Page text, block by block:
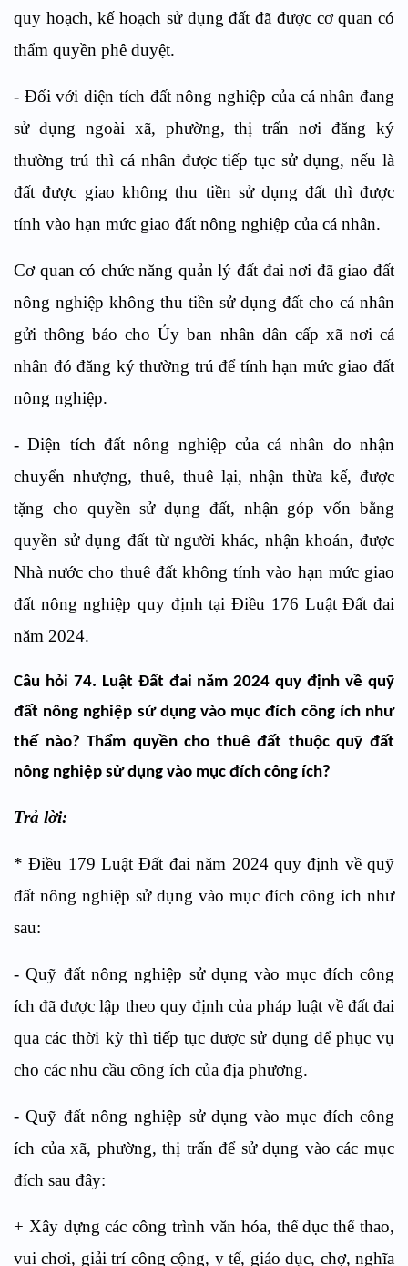
quy hoạch, kế hoạch sử dụng đất đã được cơ quan có
thẩm quyền phê duyệt.
- Đối với diện tích đất nông nghiệp của cá nhân đang
sử dụng ngoài xã, phường, thị trấn nơi đăng ký
thường trú thì cá nhân được tiếp tục sử dụng, nếu là
đất được giao không thu tiền sử dụng đất thì được
tính vào hạn mức giao đất nông nghiệp của cá nhân.
Cơ quan có chức năng quản lý đất đai nơi đã giao đất
nông nghiệp không thu tiền sử dụng đất cho cá nhân
gửi thông báo cho Ủy ban nhân dân cấp xã nơi cá
nhân đó đăng ký thường trú để tính hạn mức giao đất
nông nghiệp.
- Diện tích đất nông nghiệp của cá nhân do nhận
chuyển nhượng, thuê, thuê lại, nhận thừa kế, được
tặng cho quyền sử dụng đất, nhận góp vốn bằng
quyền sử dụng đất từ người khác, nhận khoán, được
Nhà nước cho thuê đất không tính vào hạn mức giao
đất nông nghiệp quy định tại Điều 176 Luật Đất đai
năm 2024.
Câu hỏi 74. Luật Đất đai năm 2024 quy định về quỹ
đất nông nghiệp sử dụng vào mục đích công íchnhư
thế nào? Thẩm quyền cho thuê đất thuộc quỹ đất
nông nghiệp sử dụng vào mục đích công ích?
Trả lời:
* Điều 179 Luật Đất đai năm 2024 quy định về quỹ
đất nông nghiệp sử dụng vào mục đích công ích như
sau:
- Quỹ đất nông nghiệp sử dụng vào mục đích công
ích đã được lập theo quy định của pháp luật về đất đai
qua các thời kỳ thì tiếp tục được sử dụng để phục vụ
cho các nhu cầu công ích của địa phương.
- Quỹ đất nông nghiệp sử dụng vào mục đích công
ích của xã, phường, thị trấn để sử dụng vào các mục
đích sau đây:
+ Xây dựng các công trình văn hóa, thể dục thể thao,
vui chơi, giải trí công cộng, y tế, giáo dục, chợ, nghĩa